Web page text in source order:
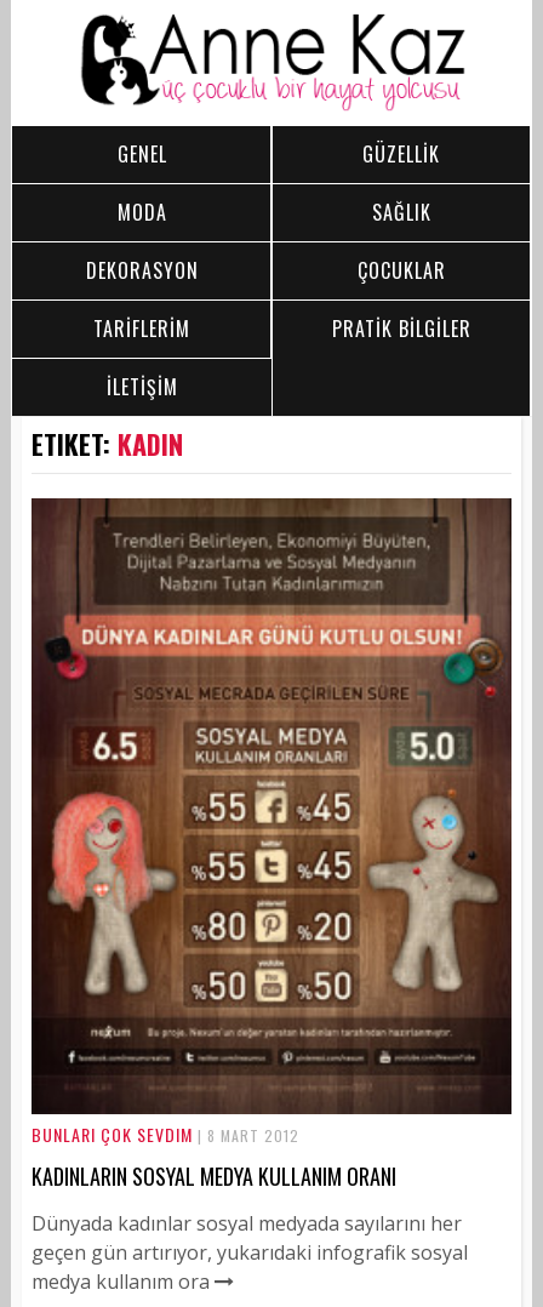
GENEL
GÜZELLİK
MODA
SAĞLIK
DEKORASYON
ÇOCUKLAR
TARİFLERİM
PRATİK BİLGİLER
İLETİŞİM
ETIKET: KADIN
BUNLARI ÇOK SEVDIM | 8 MART 2012
KADINLARIN SOSYAL MEDYA KULLANIM ORANI
Dünyada kadınlar sosyal medyada sayılarını her
geçen gün artırıyor, yukarıdaki infografik sosyal
medya kullanım ora